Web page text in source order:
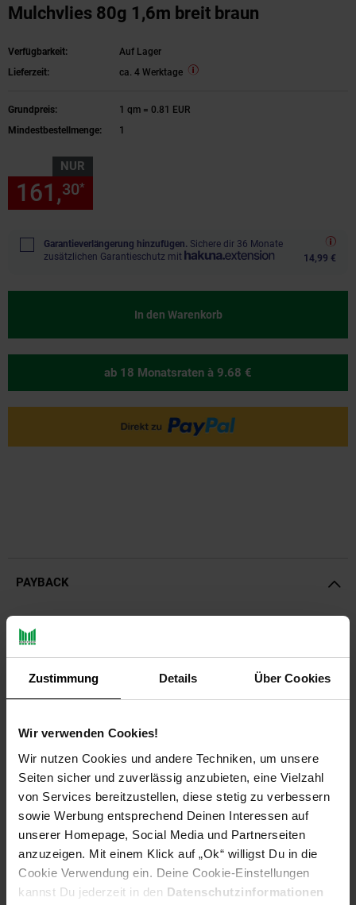
Zustimmung Details Über Cookies
Wir verwenden Cookies!
Wir nutzen Cookies und andere Techniken, um unsere
Seiten sicher und zuverlässig anzubieten, eine Vielzahl
von Services bereitzustellen, diese stetig zu verbessern
sowie Werbung entsprechend Deinen Interessen auf
unserer Homepage, Social Media und Partnerseiten
anzuzeigen. Mit einem Klick auf „Ok“ willigst Du in die
Cookie Verwendung ein. Deine Cookie-Einstellungen
kannst Du jederzeit in den Datenschutzinformationen
Mulchvlies 80g 1,6m breit braun
Verfügbarkeit:
Auf Lager
Lieferzeit:
ca. 4 Werktage
Grundpreis:
1 qm = 0.81 EUR
Mindestbestellmenge:
1
NUR
161,30*
Garantieverlängerung hinzufügen. Sichere dir 36 Monate
zusätzlichen Garantieschutz mit
14,99 €
In den Warenkorb
ab 18 Monatsraten à 9.68 €
PAYBACK
Payback Punkte
Unkrautvlies ist eine biologische und umweltschonende
Methode zur Unkrautbekämpfung. Durch das Vlies kann auf
eine chemische Behandlung von Unkraut völlig verzichtet
werden!
Das Unkrautschutzvlies unterdrückt das Unkrautwachstum
durch Lichtentzug und nimmt ihm so seine Existenzgrundlage.
Das Vlies hält ihr Beet oder ihre Fläche frei von Unkraut und
speichert die Feuchtigkeit um die Wurzeln der Pflanzen direkt